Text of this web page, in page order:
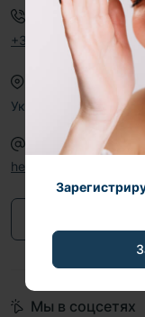
Телефоны:
+38 (067) 605-01-01
Наш адрес
Украина, Киевская
E-mail
hello@skinpro.com.ua
Мы в соцсетях